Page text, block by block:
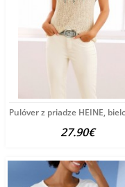
Pulóver z priadze HEINE,
27.90€